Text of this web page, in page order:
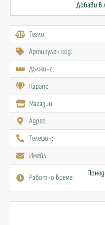
Добави в
Тегло:
Артикулен код:
Дължина:
Карат:
Mагазин:
Адрес:
Телефон:
Имейл:
Работно време: